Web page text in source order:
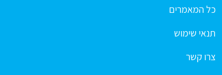
כל המאמרים
תנאי שימוש
צרו קשר